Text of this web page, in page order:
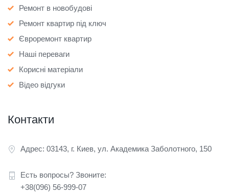
Ремонт в новобудові
Ремонт квартир під ключ
Євроремонт квартир
Наші переваги
Корисні матеріали
Відео відгуки
Контакти
Адрес: 03143, г. Киев, ул. Академика Заболотного, 150
Есть вопросы? Звоните:
+38(096) 56-999-07